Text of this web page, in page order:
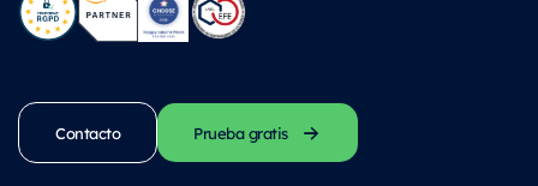
Contacto Prueba gratis